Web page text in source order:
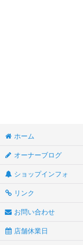
ホーム
オーナーブログ
ショップインフォ
リンク
お問い合わせ
店舗休業日